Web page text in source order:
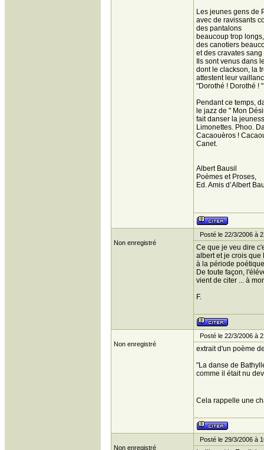
Les jeunes gens de
avec de ravissants
des pantalons
beaucoup trop longs,
des canotiers
et des cravates
Ils sont venus dans
dont le clackson, la
attestent leur
"Dorothé ! Dorothé !
Pendant ce temps,
le jazz de " Mon
fait danser la
Limonettes. Phoo.
Cacaouèros !
Canet.
Albert Bausil
Poèmes et Proses,
Ed. Amis d’Albert
Non enregistré
Posté le 22/3/2006 à
Ce que je veu dire
albert et je crois que
à la période
De toute façon,
vient de citer ... à
F.
Non enregistré
Posté le 22/3/2006 à
extrait d'un poème
"La danse de
comme il était nu
Cela rappelle une
Non enregistré
Posté le 29/3/2006 à